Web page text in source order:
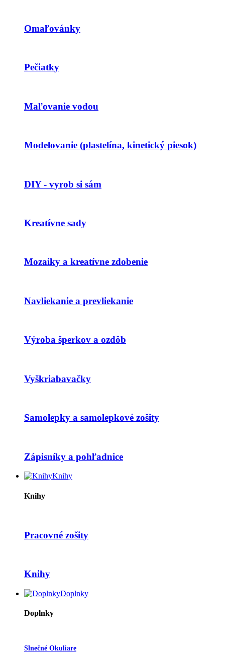
Omaľovánky
Pečiatky
Maľovanie vodou
Modelovanie (plastelína, kinetický piesok)
DIY - vyrob si sám
Kreatívne sady
Mozaiky a kreatívne zdobenie
Navliekanie a prevliekanie
Výroba šperkov a ozdôb
Vyškriabavačky
Samolepky a samolepkové zošity
Zápisníky a pohľadnice
Knihy
Knihy
Pracovné zošity
Knihy
Doplnky
Doplnky
Slnečné Okuliare